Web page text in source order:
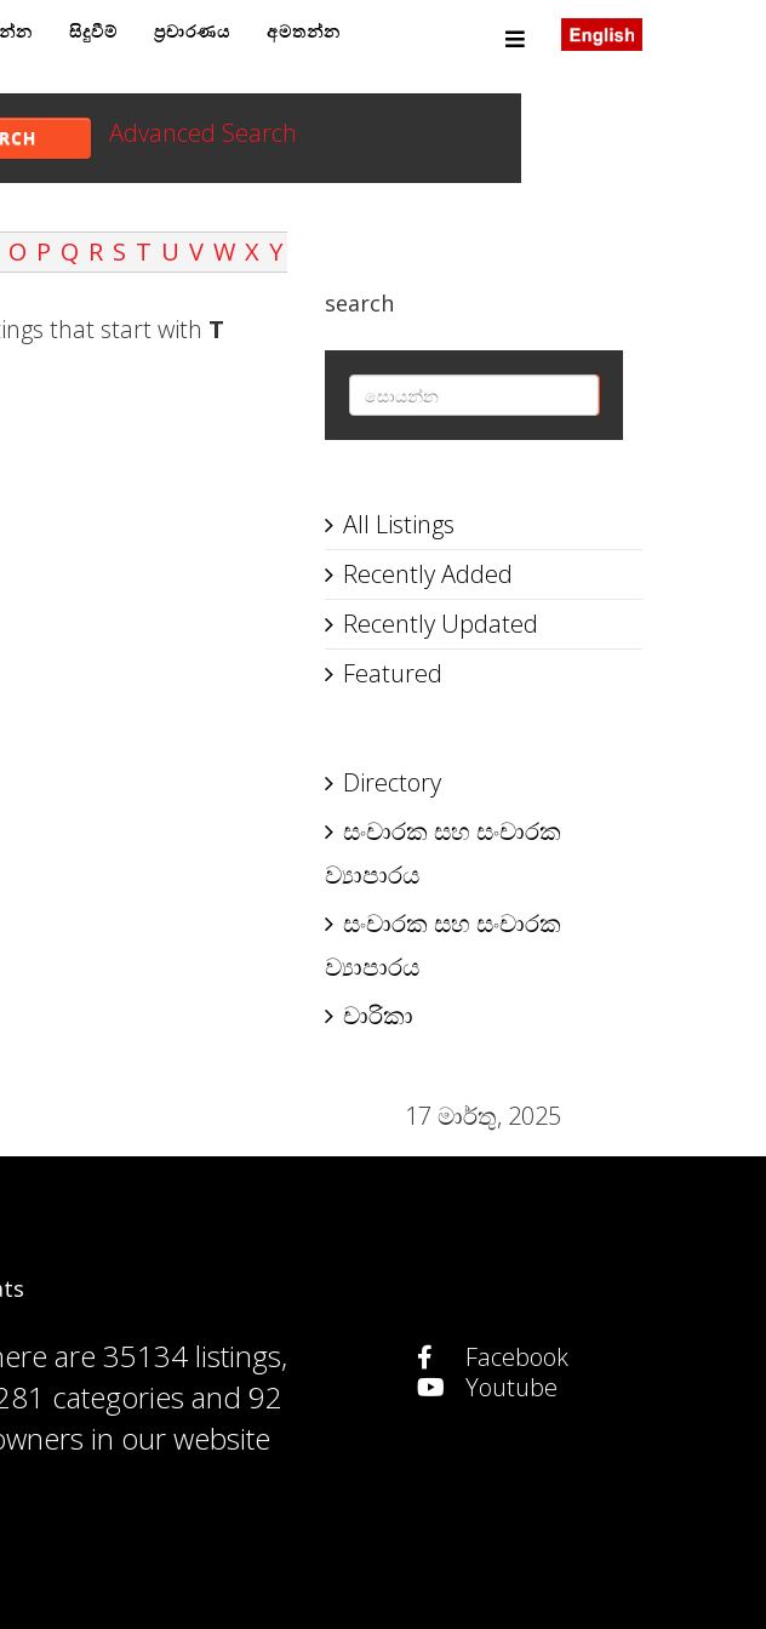
සිදුවීම් ප්‍රචාරණය අමතන්න
Advanced Search
O P Q R S T U V W X Y
that start with T
search
All Listings
Recently Added
Recently Updated
Featured
Directory
සංචාරක සහ සංචාරක
ව්‍යාපාරය
සංචාරක සහ සංචාරක
ව්‍යාපාරය
චාරිකා
17 මාර්තු, 2025
are35134 listings,
categories and 92
in our website
Facebook
Youtube